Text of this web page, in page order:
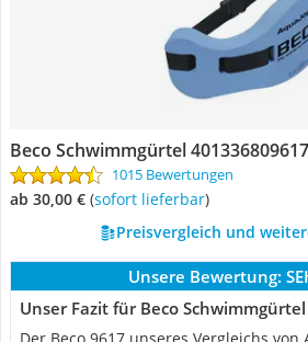
Beco Schwimmgürtel
1015 Bewertungen
ab 30,00 € ( Sofort lieferbar)
Preisvergleich und
Unsere Bewertung:
Unser Fazit für Beco